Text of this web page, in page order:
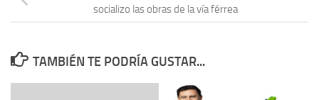
socializo las obras de la vía férrea
TAMBIÉN TE PODRÍA GUSTAR...